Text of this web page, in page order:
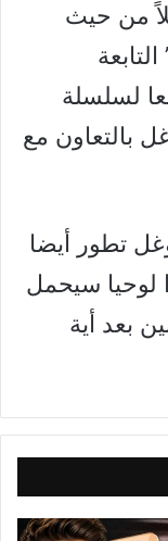
من حيث
لسلسلة
بالتعاون مع
تطور أيضا
لوحيا سيحمل
بعد أية